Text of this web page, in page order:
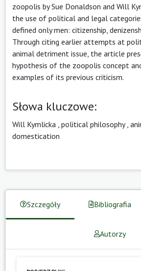
zoopolis by Sue Donaldson and Will
the use of political and legal
defined only men: citizenship,
Through citing earlier attempts at
animal detriment issue, the article
hypothesis of the zoopolis concept
examples of its previous criticism.
Słowa kluczowe:
Will Kymlicka political philosophy,
domestication
Szczegóły Bibliografia
Autorzy